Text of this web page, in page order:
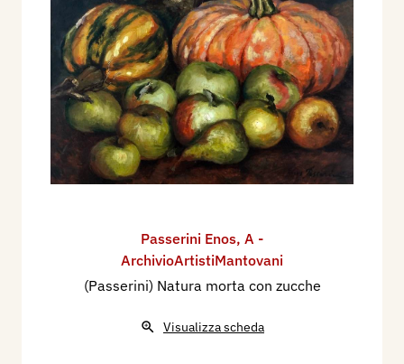
Passerini Enos, A -
ArchivioArtistiMantovani
(Passerini) Natura morta con zucche
Visualizza scheda